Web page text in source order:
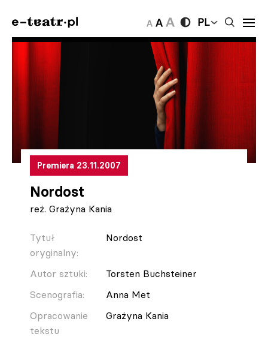
PL
Premiera 23.11.2007
Nordost
reż. Grażyna Kania
Tytuł
oryginalny:
Nordost
Autor sztuki:
Torsten Buchsteiner
Scenografia:
Anna Met
Opracowanie
tekstu
Grażyna Kania